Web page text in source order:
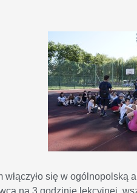
się w ogólnopolską
na 3 godzinie lekcyjnej,